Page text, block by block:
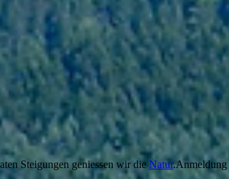
Steigungen geniessen wir die Natur.Anmeldung